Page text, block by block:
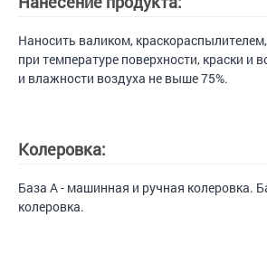
Наносить валиком,
при температуре поверхности, краски и
и влажности воздуха не выше 75%.
Колеровка:
База А - машинная и ручная колеровка.
колеровка.